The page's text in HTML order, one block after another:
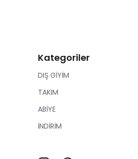
Kategoriler
DIŞ GİYİM
TAKIM
ABİYE
İNDİRİM